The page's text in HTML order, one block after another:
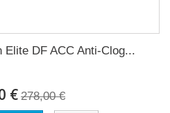
Elite DF ACC Anti-Clog...
€ 278,00 €